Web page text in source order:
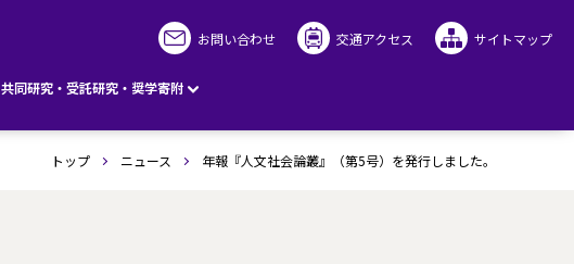
共同研究・受託研究・奨学寄附
お問い合わせ 交通アクセス サイトマップ
トップ ニュース 年報『人文社会論叢』（第5号）を発行しました。